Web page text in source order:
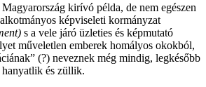
kirívó példa, de nem egészen
képviseleti kormányzat
s a vele járó üzleties és képmutató
műveletlen emberek homályos okokból,
(?) neveznek még mindig, legkésőbb
és züllik.